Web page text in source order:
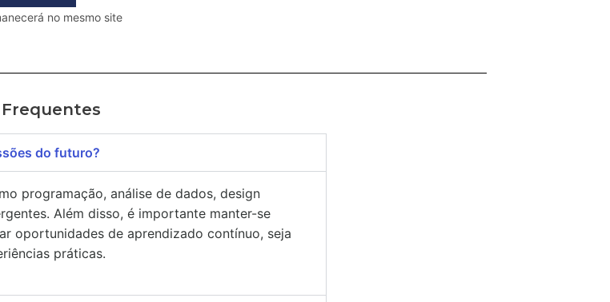
site
do futuro?
programação, análise de dados, design
Além disso, é importante manter-se
oportunidades de aprendizado contínuo, seja
práticas.